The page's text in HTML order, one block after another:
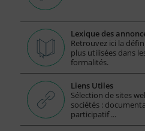
Lexique des
Retrouvez ici la
plus utilisées dans
formalités.
Liens Utiles
Sélection de sites
sociétés :
participatif ...